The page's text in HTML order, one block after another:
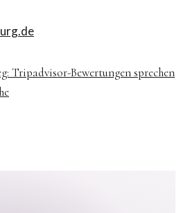
Tripadvisor-Bewertungen sprechen